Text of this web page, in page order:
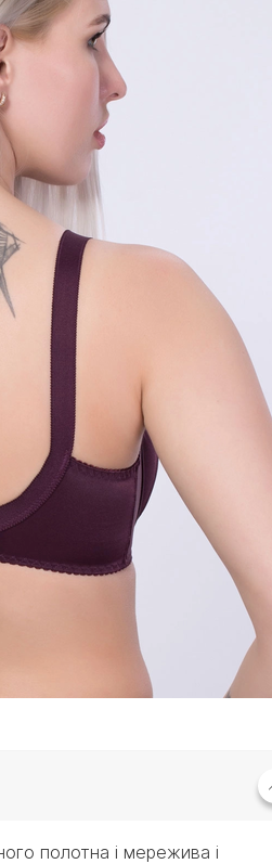
полотна і мережива і